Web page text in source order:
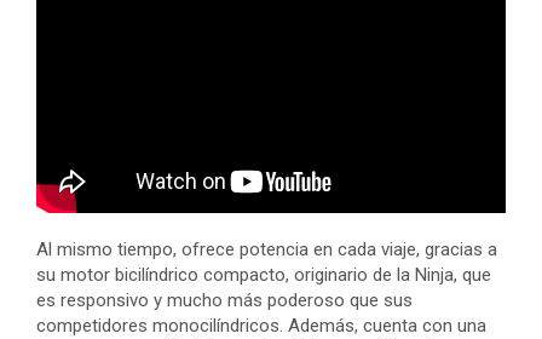
Al mismo tiempo, ofrece potencia en cada viaje, gracias a
su motor bicilíndrico compacto, originario de la Ninja, que
es responsivo y mucho más poderoso que sus
competidores monocilíndricos. Además, cuenta con una